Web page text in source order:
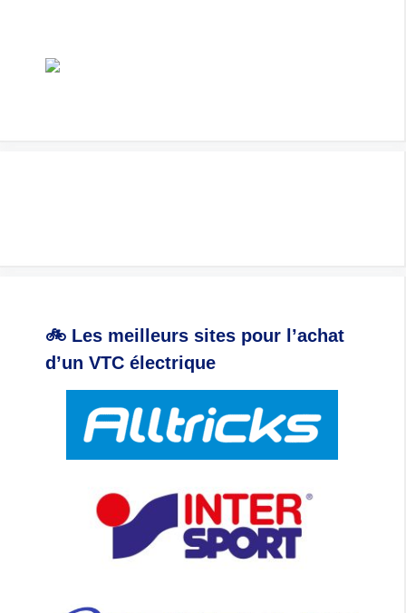
🚲 Les meilleurs sites pour l’achat
d’un VTC électrique